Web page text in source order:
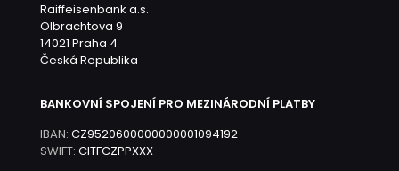
Raiffeisenbank a.s.
Olbrachtova 9
14021 Praha 4
Česká Republika
BANKOVNÍ SPOJENÍ PRO MEZINÁRODNÍ PLATBY
IBAN: CZ9520600000000001094192
SWIFT: CITFCZPPXXX